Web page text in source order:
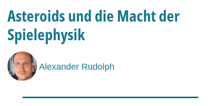
Asteroids und die Macht der
Spielephysik
Alexander Rudolph